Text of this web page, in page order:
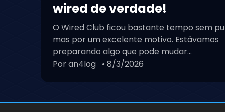
wired de verdade!
O Wired Club ficou bastante tempo sem
mas por um excelente motivo. Estávamos
preparando algo que pode mudar...
Por an4log • 8/3/2026